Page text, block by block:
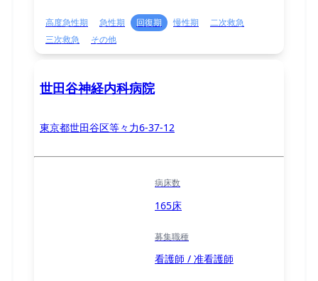
高度急性期 急性期 回復期 慢性期
二次救急
三次救急
その他
世田谷神経内科病院
東京都世田谷区等々力6-37-12
病床数
165床
募集職種
看護師 / 准看護師